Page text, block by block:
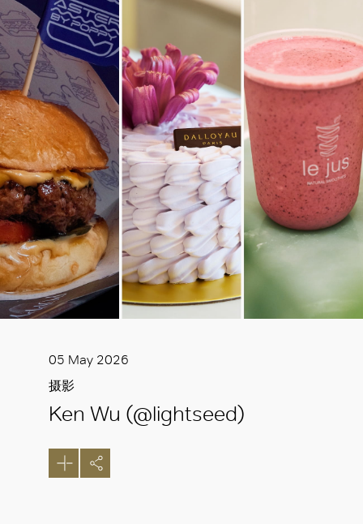
05 May 2026
摄影
Ken Wu (@lightseed)